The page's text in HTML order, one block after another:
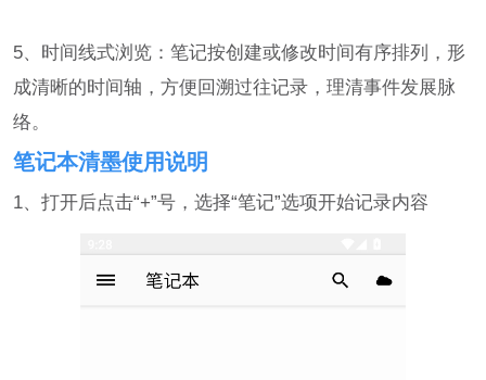
5、时间线式浏览：笔记按创建或修改时间有序排列，形
成清晰的时间轴，方便回溯过往记录，理清事件发展脉
络。
笔记本清墨使用说明
1、打开后点击“+”号，选择“笔记”选项开始记录内容